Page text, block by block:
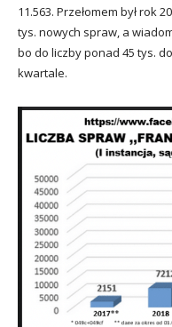
11.563. Przełomem był rok
tys. nowych spraw, a
bo do liczby ponad 45 tys.
kwartale.